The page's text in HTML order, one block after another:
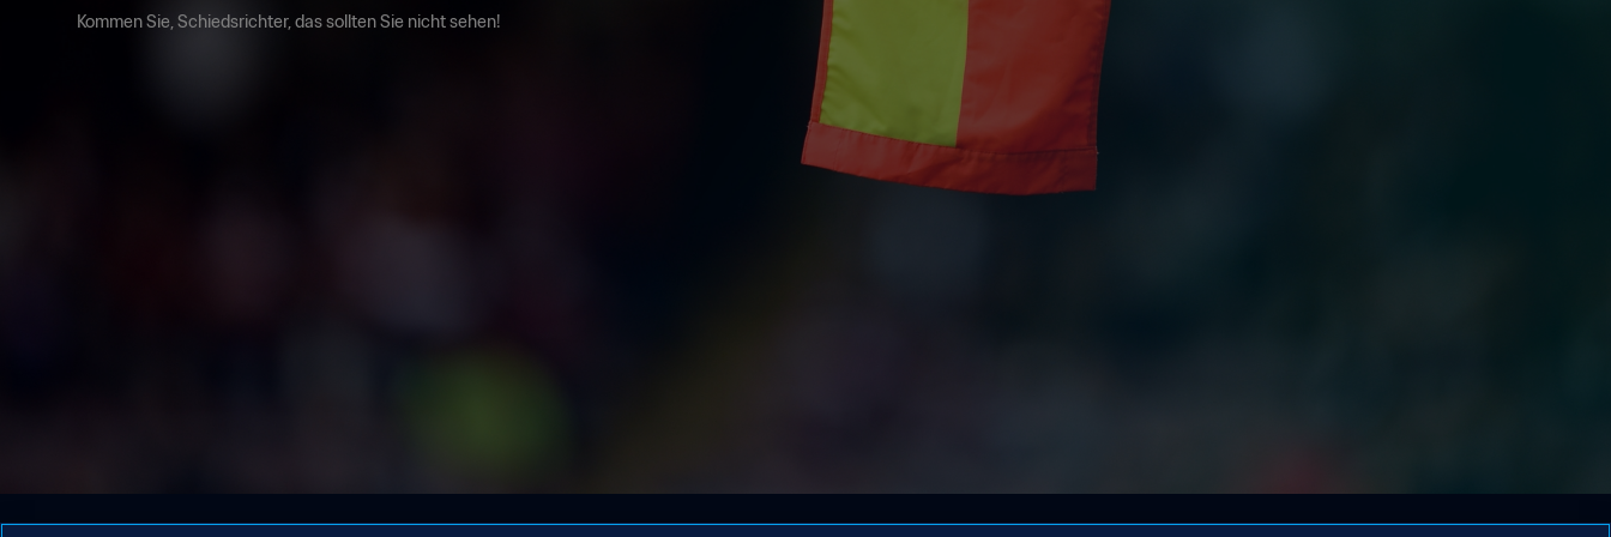
Kommen Sie, Schiedsrichter, das sollten Sie nicht sehen!